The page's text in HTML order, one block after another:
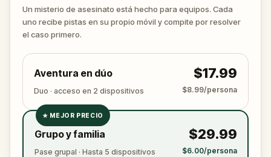
desenmascara al verdadero asesino antes de que
vuelva a atacar. Asegúrate de tener a mano papel
y bolígrafo para anotar todas las pruebas
Un misterio de asesinato está hecho para equipos. Cada
uno recibe pistas en su propio móvil y compite por resolver
el caso primero.
Aventura en dúo
Duo · acceso en 2 dispositivos
$17.99
$8.99/persona
✓
✓
★ MEJOR PRECIO
Grupo y familia
Pase grupal · Hasta 5 dispositivos
$29.99
$6.00/persona